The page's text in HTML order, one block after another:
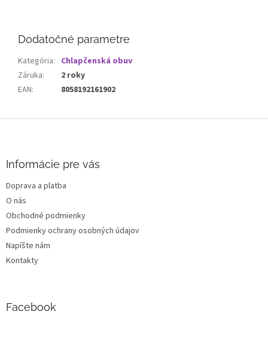
Dodatočné parametre
Kategória: Chlapčenská obuv
Záruka:
2 roky
EAN: 8058192161902
e
Informácie pre vás
Doprava a platba
O nás
Obchodné podmienky
Podmienky ochrany osobných údajov
Napíšte nám
Kontakty
Facebook